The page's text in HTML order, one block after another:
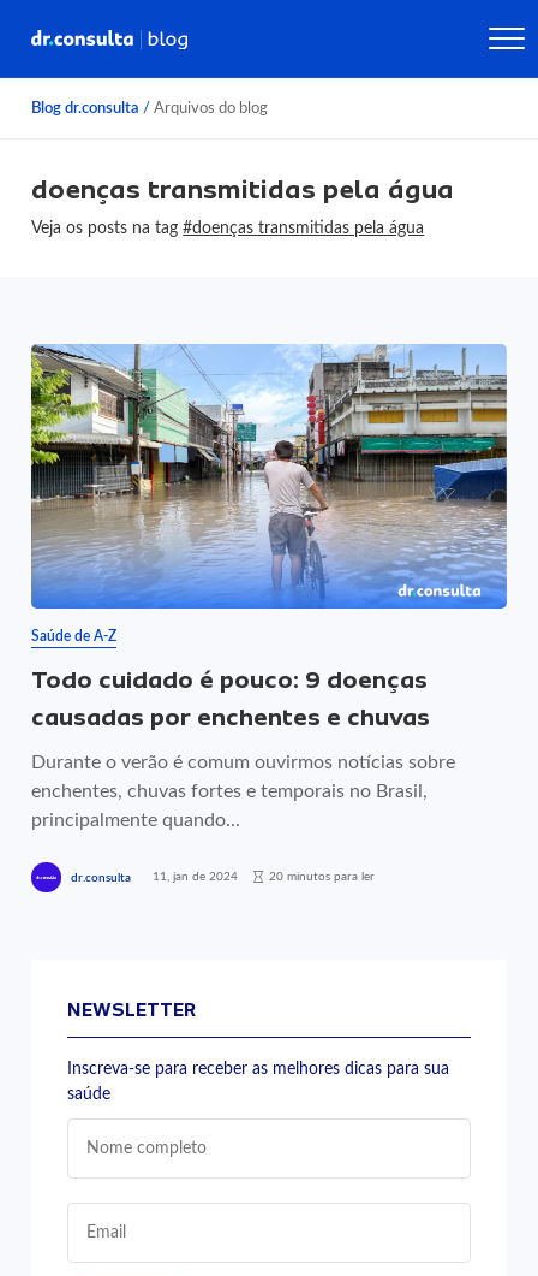
Blog dr.consulta / Arquivos do blog
doenças transmitidas pela água
Veja os posts na tag#doenças transmitidas pela água
Saúde de A-Z
Todo cuidado é pouco: 9 doenças
causadas por enchentes e chuvas
Durante o verão é comum ouvirmos notícias sobre
enchentes, chuvas fortes e temporais no Brasil,
principalmente quando...
dr.consulta 11, jan de 2024 20 minutos para ler
NEWSLETTER
Inscreva-se para receber as melhores dicas para sua
saúde